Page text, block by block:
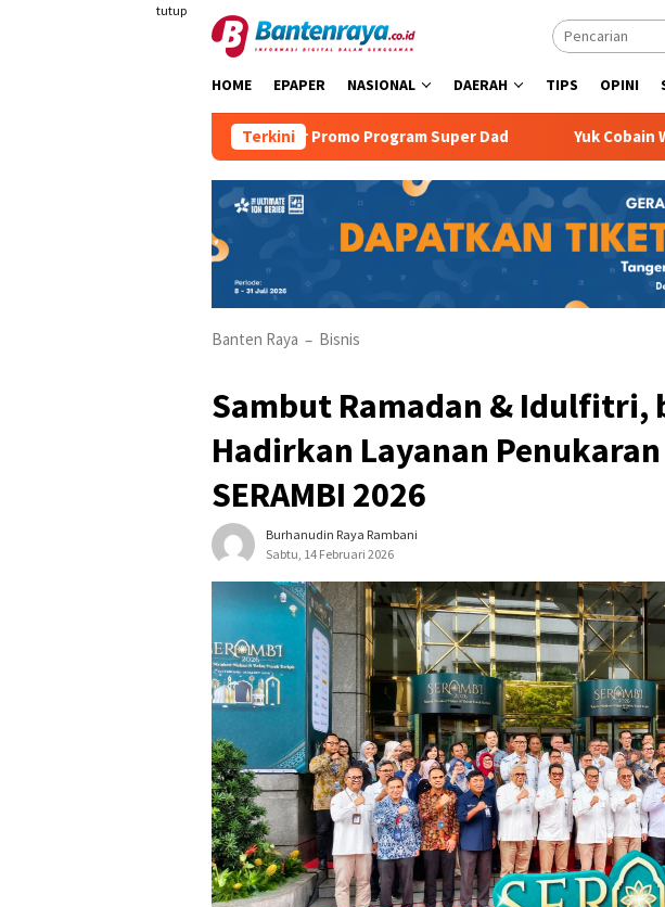
tutup
HOME EPAPER NASIONAL DAERAH TIPS OPINI
Terkini
Mambruk Anyer Promo Program Super Dad Yuk Cobain Wisata Camping
Banten Raya – Bisnis
Sambut Ramadan & Idulfitri,
Hadirkan Layanan
SERAMBI 2026
Burhanudin Raya Rambani
Sabtu, 14 Februari 2026